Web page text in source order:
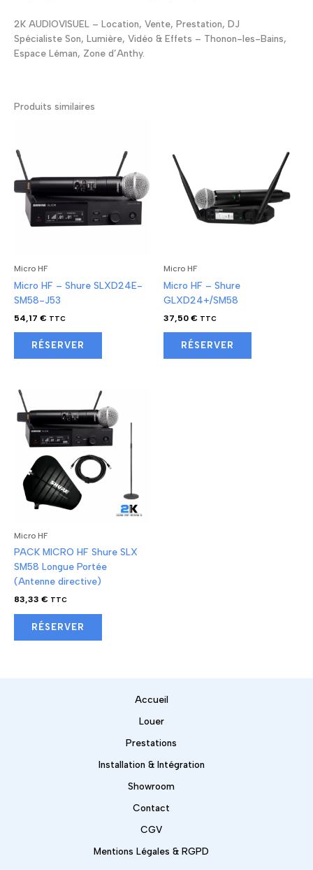
2K AUDIOVISUEL – Location, Vente, Prestation, DJ
Spécialiste Son, Lumière, Vidéo & Effets – Thonon-les-Bains,
Espace Léman, Zone d’Anthy.
Produits similaires
Micro HF
Micro HF – Shure SLXD24E-
SM58-J53
54,17 € TTC
RÉSERVER
Micro HF
Micro HF – Shure
GLXD24+/SM58
37,50 € TTC
RÉSERVER
Micro HF
PACK MICRO HF Shure SLX
SM58 Longue Portée
(Antenne directive)
83,33 € TTC
RÉSERVER
Accueil
Louer
Prestations
Installation & Intégration
Showroom
Contact
CGV
Mentions Légales & RGPD